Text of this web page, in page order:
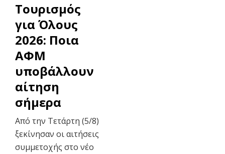
Τουρισμός
για Όλους
2026: Ποια
ΑΦΜ
υποβάλλουν
αίτηση
σήμερα
Από την Τετάρτη (5/8)
ξεκίνησαν οι αιτήσεις
συμμετοχής στο νέο